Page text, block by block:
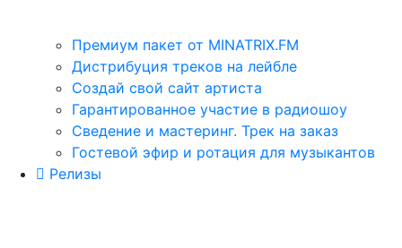
Премиум пакет от MINATRIX.FM
Дистрибуция треков на лейбле
Создай свой сайт артиста
Гарантированное участие в радиошоу
Сведение и мастеринг. Трек на заказ
Гостевой эфир и ротация для музыкантов
Релизы